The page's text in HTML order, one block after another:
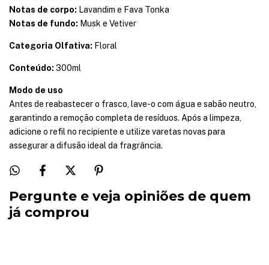
Notas de corpo: Lavandim e Fava Tonka
Notas de fundo: Musk e Vetiver
Categoria Olfativa: Floral
Conteúdo: 300ml
Modo de uso
Antes de reabastecer o frasco, lave-o com água e sabão neutro,
garantindo a remoção completa de resíduos. Após a limpeza,
adicione o refil no recipiente e utilize varetas novas para
assegurar a difusão ideal da fragrância.
Pergunte e veja opiniões de quem
já comprou